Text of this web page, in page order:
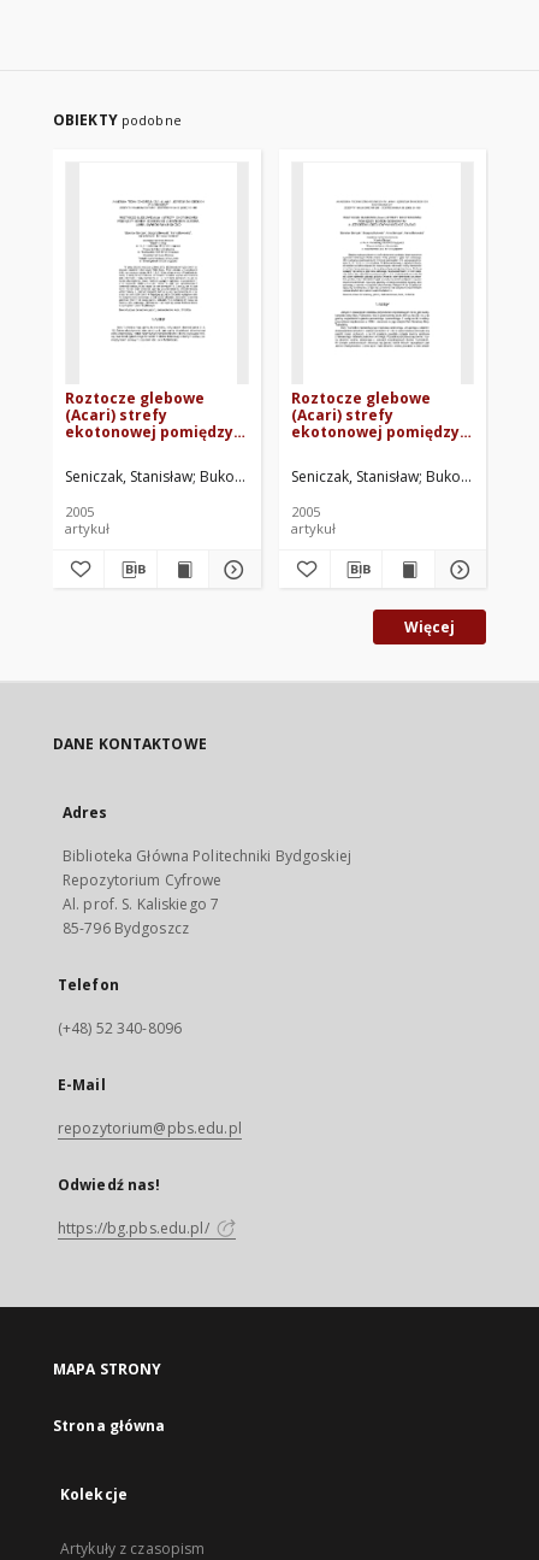
OBIEKTY podobne
Roztocze glebowe
(Acari) strefy
ekotonowej pomiędzy
brzegiem jeziora
lobeliowego Małe
Seniczak, Stanisław Bukowski, Grzegorz Bukowska, Hanna Seniczak,
2005
artykuł
Roztocze glebowe
(Acari) strefy
ekotonowej pomiędzy
jeziorem lobeliowym
Wielkie Gacno
Seniczak, Stanisław Bukowski,
2005
artykuł
Więcej
DANE KONTAKTOWE
Adres
Biblioteka Główna Politechniki Bydgoskiej
Repozytorium Cyfrowe
Al. prof. S. Kaliskiego 7
85-796 Bydgoszcz
Telefon
(+48) 52 340-8096
E-Mail
repozytorium@pbs.edu.pl
Odwiedź nas!
https://bg.pbs.edu.pl/
MAPA STRONY
Strona główna
Kolekcje
Artykuły z czasopism